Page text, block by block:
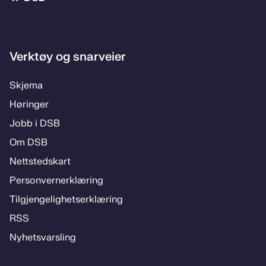
Verktøy og snarveier
Skje­­ma
Hø­rin­­ger
Jobb i DSB
Om DSB
Nett­steds­­kart
Per­­son­ver­n­er­klæ­­ring
Til­­­gjen­­ge­­lig­hets­­er­klæ­­ring
RSS
Ny­hets­­vars­­ling